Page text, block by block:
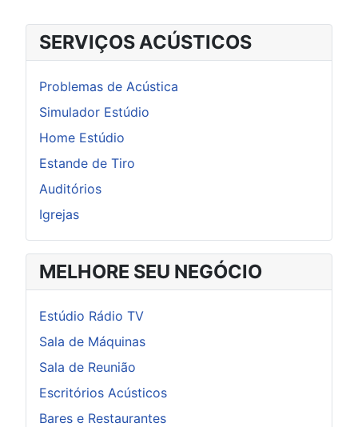
SERVIÇOS ACÚSTICOS
Problemas de Acústica
Simulador Estúdio
Home Estúdio
Estande de Tiro
Auditórios
Igrejas
MELHORE SEU NEGÓCIO
Estúdio Rádio TV
Sala de Máquinas
Sala de Reunião
Escritórios Acústicos
Bares e Restaurantes